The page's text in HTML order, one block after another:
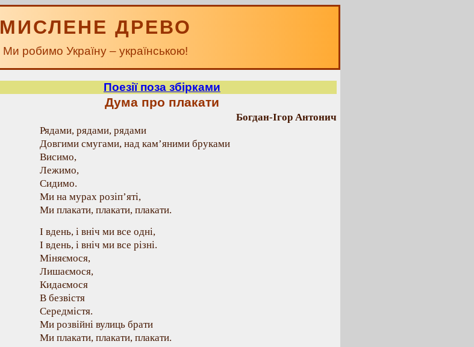
МИСЛЕНЕ ДРЕВО
Ми робимо Україну – українською!
Поезії поза збірками
Дума про плакати
Богдан-Ігор Антонич
Рядами, рядами, рядами
Довгими смугами, над кам’яними бруками
Висимо,
Лежимо,
Сидимо.
Ми на мурах розіп’яті,
Ми плакати, плакати, плакати.
І вдень, і вніч ми все одні,
І вдень, і вніч ми все різні.
Міняємося,
Лишаємося,
Кидаємося
В безвістя
Середмістя.
Ми розвійні вулиць брати
Ми плакати, плакати, плакати.